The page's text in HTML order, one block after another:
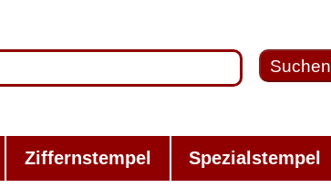
Suchen
Ziffernstempel Spezialstempel